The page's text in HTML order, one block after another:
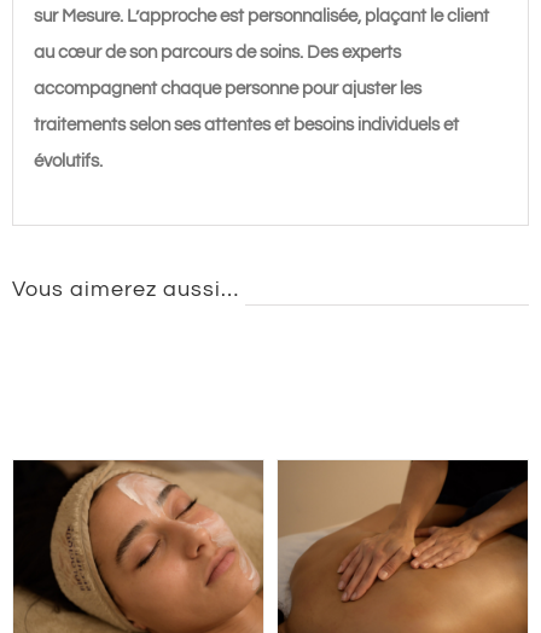
sur Mesure. L’approche est personnalisée, plaçant le client
au cœur de son parcours de soins. Des experts
accompagnent chaque personne pour ajuster les
traitements selon ses attentes et besoins individuels et
évolutifs.
Vous aimerez aussi…